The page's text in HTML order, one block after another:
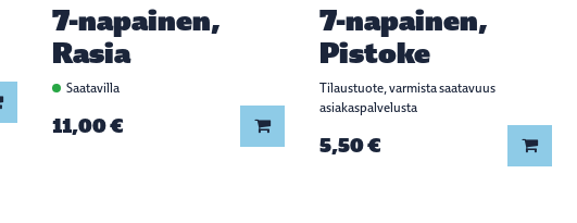
Lisää koriin
7-napainen,
Rasia
Saatavilla
11,00 € Lisää koriin
7-napainen,
Pistoke
Tilaustuote, varmista saatavuus
asiakaspalvelusta
5,50 €